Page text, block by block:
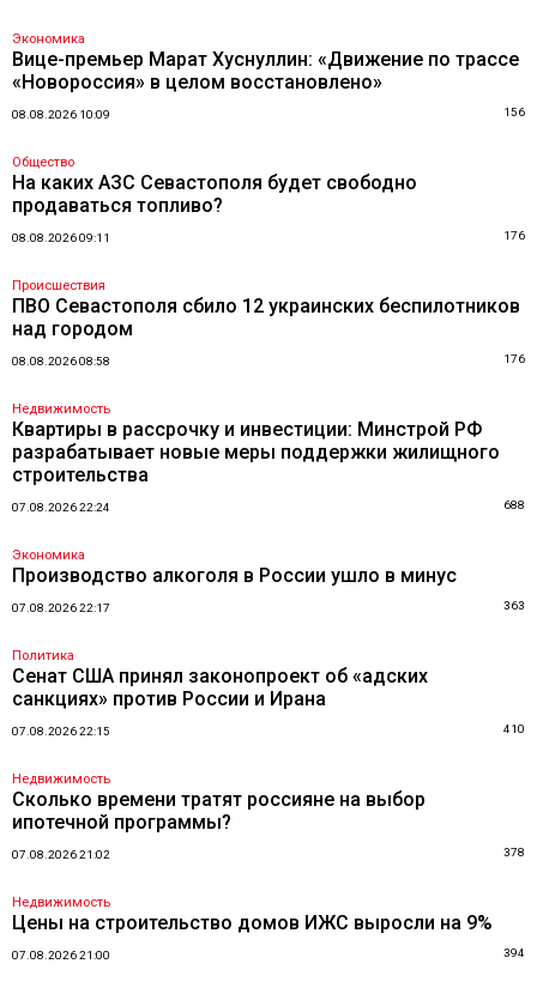
Экономика
Вице-премьер Марат Хуснуллин: «Движение по трассе
«Новороссия» в целом восстановлено»
08.08.2026 10:09 156
Общество
На каких АЗС Севастополя будет свободно
продаваться топливо?
08.08.2026 09:11 176
Происшествия
ПВО Севастополя сбило 12 украинских беспилотников
над городом
08.08.2026 08:58 176
Недвижимость
Квартиры в рассрочку и инвестиции: Минстрой РФ
разрабатывает новые меры поддержки жилищного
строительства
07.08.2026 22:24 688
Экономика
Производство алкоголя в России ушло в минус
07.08.2026 22:17 363
Политика
Сенат США принял законопроект об «адских
санкциях» против России и Ирана
07.08.2026 22:15 410
Недвижимость
Сколько времени тратят россияне на выбор
ипотечной программы?
07.08.2026 21:02 378
Недвижимость
Цены на строительство домов ИЖС выросли на 9%
07.08.2026 21:00 394